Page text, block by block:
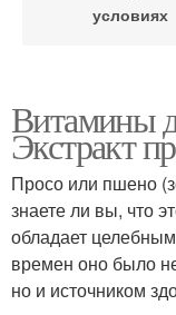
условиях
Витамины
Экстракт
Просо или пшено
знаете ли вы, что
обладает
времен оно было
но и источником